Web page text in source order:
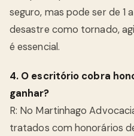
seguro, mas pode ser de 1
desastre como tornado,
é essencial.
4. O escritório cobra
ganhar?
R: No Martinhago
tratados com honorários